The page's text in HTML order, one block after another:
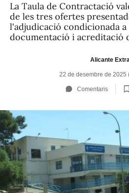
La Taula de Contractació
de les tres ofertes
l'adjudicació condicionada
documentació i acreditació
Alicante Extra
22 de desembre de 2025
Comentaris